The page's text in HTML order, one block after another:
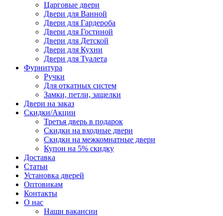
Царговые двери
Двери для Ванной
Двери для Гардероба
Двери для Гостиной
Двери для Детской
Двери для Кухни
Двери для Туалета
Фурнитура
Ручки
Для откатных систем
Замки, петли, защелки
Двери на заказ
Скидки/Акции
Третья дверь в подарок
Скидки на входные двери
Скидки на межкомнатные двери
Купон на 5% скидку
Доставка
Статьи
Установка дверей
Оптовикам
Контакты
О нас
Наши вакансии